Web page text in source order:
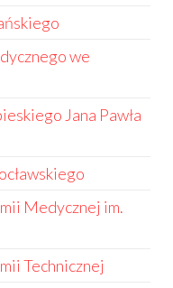
we
Jana Pawła
Medycznej im.
Technicznej